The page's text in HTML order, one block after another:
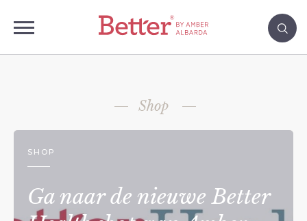
Shop
SHOP
Ga naar de nieuwe Better